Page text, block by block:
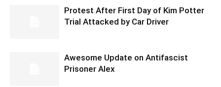
Protest After First Day of Kim Potter
Trial Attacked by Car Driver
Awesome Update on Antifascist
Prisoner Alex